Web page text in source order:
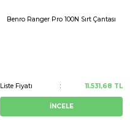
Benro Ranger Pro 100N Sırt Çantası
Liste Fiyatı 11.531,68 TL
İNCELE